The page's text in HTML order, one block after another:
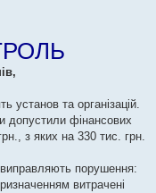
установ та організацій.
допустили фінансових
з яких на 330 тис. грн.
порушення:
витрачені